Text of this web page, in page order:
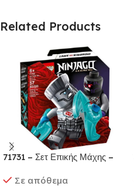
Related Products
71731 – Σετ Επικής Μάχης –
Σε απόθεμα